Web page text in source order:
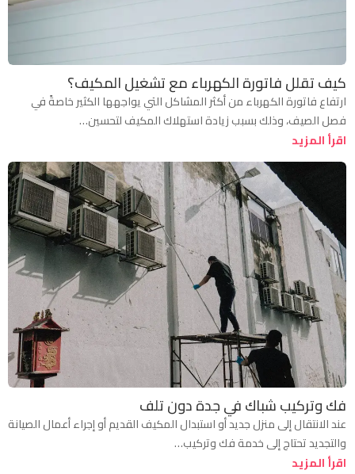
كيف تقلل فاتورة الكهرباء مع تشغيل المكيف؟
ارتفاع فاتورة الكهرباء من أكثر المشاكل التي يواجهها الكثير خاصةً في
فصل الصيف، وذلك بسبب زيادة استهلاك المكيف لتحسين…
اقرأ المزيد
فك وتركيب شباك في جدة دون تلف
عند الانتقال إلى منزل جديد أو استبدال المكيف القديم أو إجراء أعمال الصيانة
والتجديد تحتاج إلى خدمة فك وتركيب…
اقرأ المزيد